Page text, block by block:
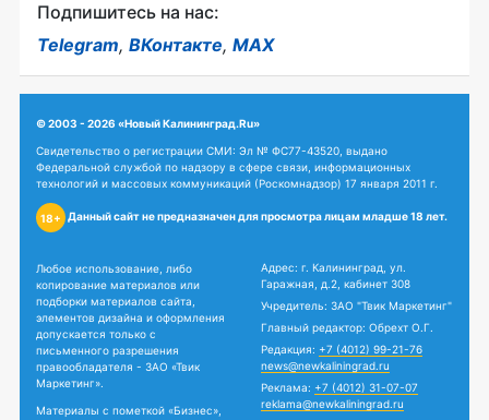
Подпишитесь на нас:
Telegram, ВКонтакте, MAX
© 2003 - 2026 «Новый Калининград.Ru»
Свидетельство о регистрации СМИ: Эл № ФС77-43520, выдано
Федеральной службой по надзору в сфере связи, информационных
технологий и массовых коммуникаций (Роскомнадзор) 17 января 2011 г.
18+ Данный сайт не предназначен для просмотра лицам младше 18 лет.
Любое использование, либо
копирование материалов или
подборки материалов сайта,
элементов дизайна и оформления
допускается только с
письменного разрешения
правообладателя - ЗАО «Твик
Маркетинг».
Материалы с пометкой «Бизнес»,
Адрес: г. Калининград, ул.
Гаражная, д.2, кабинет 308
Учредитель: ЗАО "Твик Маркетинг"
Главный редактор: Обрехт О.Г.
Редакция: +7 (4012) 99-21-76
news@newkaliningrad.ru
Реклама: +7 (4012) 31-07-07
reklama@newkaliningrad.ru